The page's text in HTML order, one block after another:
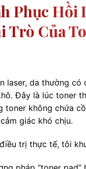
Phục Hồi
Trò Của
laser, da thường có
Đây là lúc toner
toner không chứa
giác khó chịu.
trị thực tế, tôi